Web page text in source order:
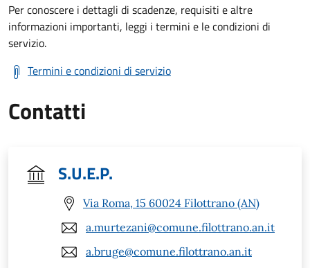
Per conoscere i dettagli di scadenze, requisiti e altre
informazioni importanti, leggi i termini e le condizioni di
servizio.
Termini e condizioni di servizio
Contatti
S.U.E.P.
Via Roma, 15 60024 Filottrano (AN)
a.murtezani@comune.filottrano.an.it
a.bruge@comune.filottrano.an.it